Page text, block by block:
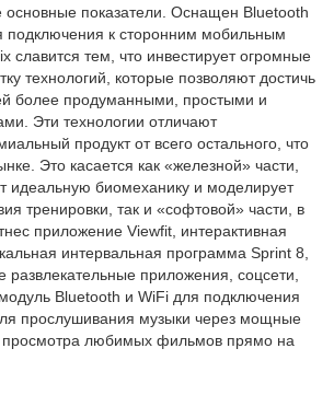
показатели. Оснащен Bluetooth
подключения к сторонним мобильным
славится тем, что инвестирует огромные
технологий, которые позволяют достичь
более продуманными, простыми и
Эти технологии отличают
продукт от всего остального, что
Это касается как «железной» части,
идеальную биомеханику и моделирует
тренировки, так и «софтовой» части, в
приложение Viewfit, интерактивная
интервальная программа Sprint 8,
развлекательные приложения, соцсети,
Bluetooth и WiFi для подключения
прослушивания музыки через мощные
просмотра любимых фильмов прямо на